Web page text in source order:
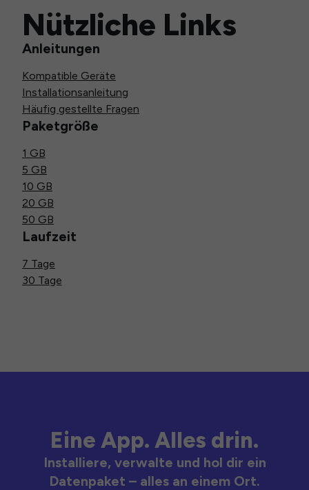
Nützliche Links
Anleitungen
Kompatible Geräte
Installationsanleitung
Häufig gestellte Fragen
Paketgröße
1 GB
5 GB
10 GB
20 GB
50 GB
Laufzeit
7 Tage
30 Tage
Eine App. Alles drin.
Installiere, verwalte und hol dir ein
Datenpaket – alles an einem Ort.